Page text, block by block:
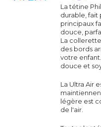
La tétine
durable, fait
principaux
douce,
La
des bords
votre
douce et
La Ultra Air
légère est
de l'air.